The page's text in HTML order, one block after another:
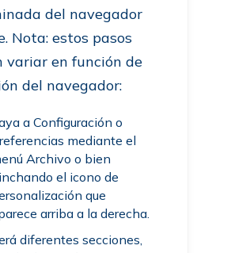
del navegador
Nota: estos pasos
variar en función de
del navegador:
a Configuración o
mediante el
Archivo o bien
el icono de
que
arriba a la derecha.
diferentes secciones,